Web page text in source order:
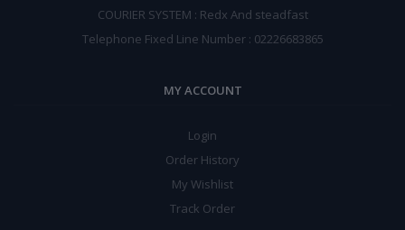
COURIER SYSTEM : Redx And steadfast
Telephone Fixed Line Number : 02226683865
MY ACCOUNT
Login
Order History
My Wishlist
Track Order